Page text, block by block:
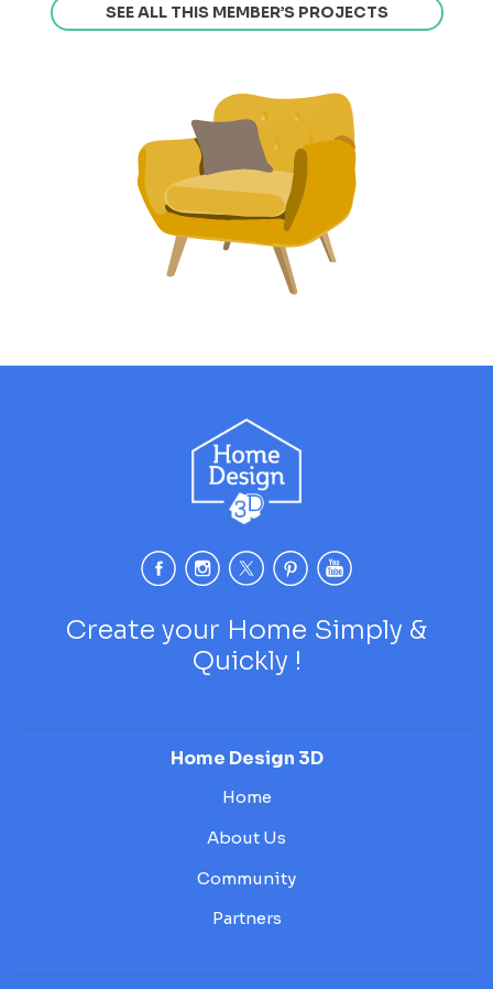
SEE ALL THIS MEMBER’S PROJECTS
Create your Home Simply &
Quickly !
Home Design 3D
Home
About Us
Community
Partners